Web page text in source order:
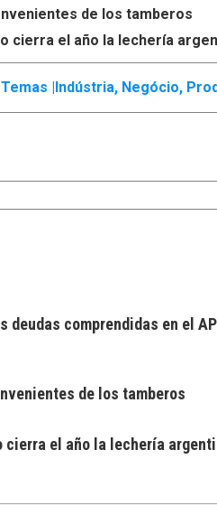
de los tamberos
cierra el año la lechería
Temas | Indústria, Negócio,
deudas comprendidas en el
de los tamberos
cierra el año la lechería